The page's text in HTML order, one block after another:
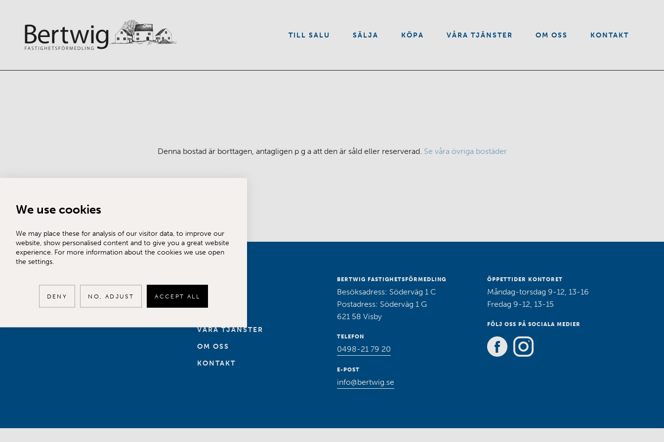
TILL SALU SÄLJA KÖPA VÅRA TJÄNSTER OM OSS KONTAKT
Denna bostad är borttagen, antagligen p g a att den är såld eller reserverad. Se våra övriga bostäder
SÄLJA
VÅRA TJÄNSTER
OM OSS
KONTAKT
BERTWIG FASTIGHETSFÖRMEDLING
Besöksadress: Söderväg 1 C
Postadress: Söderväg 1 G
621 58 Visby
TELEFON
0498-21 79 20
E-POST
info@bertwig.se
ÖPPETTIDER KONTORET
Måndag-torsdag 9-12, 13-16
Fredag 9-12, 13-15
FÖLJ OSS PÅ SOCIALA MEDIER
We use cookies
We may place these for analysis of our visitor data, to improve our
website, show personalised content and to give you a great website
experience. For more information about the cookies we use open
the settings.
DENY NO, ADJUST ACCEPT ALL